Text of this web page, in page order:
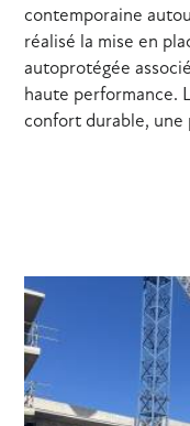
contemporaine
réalisé la mise en
autoprotégée
haute performance.
confort durable,